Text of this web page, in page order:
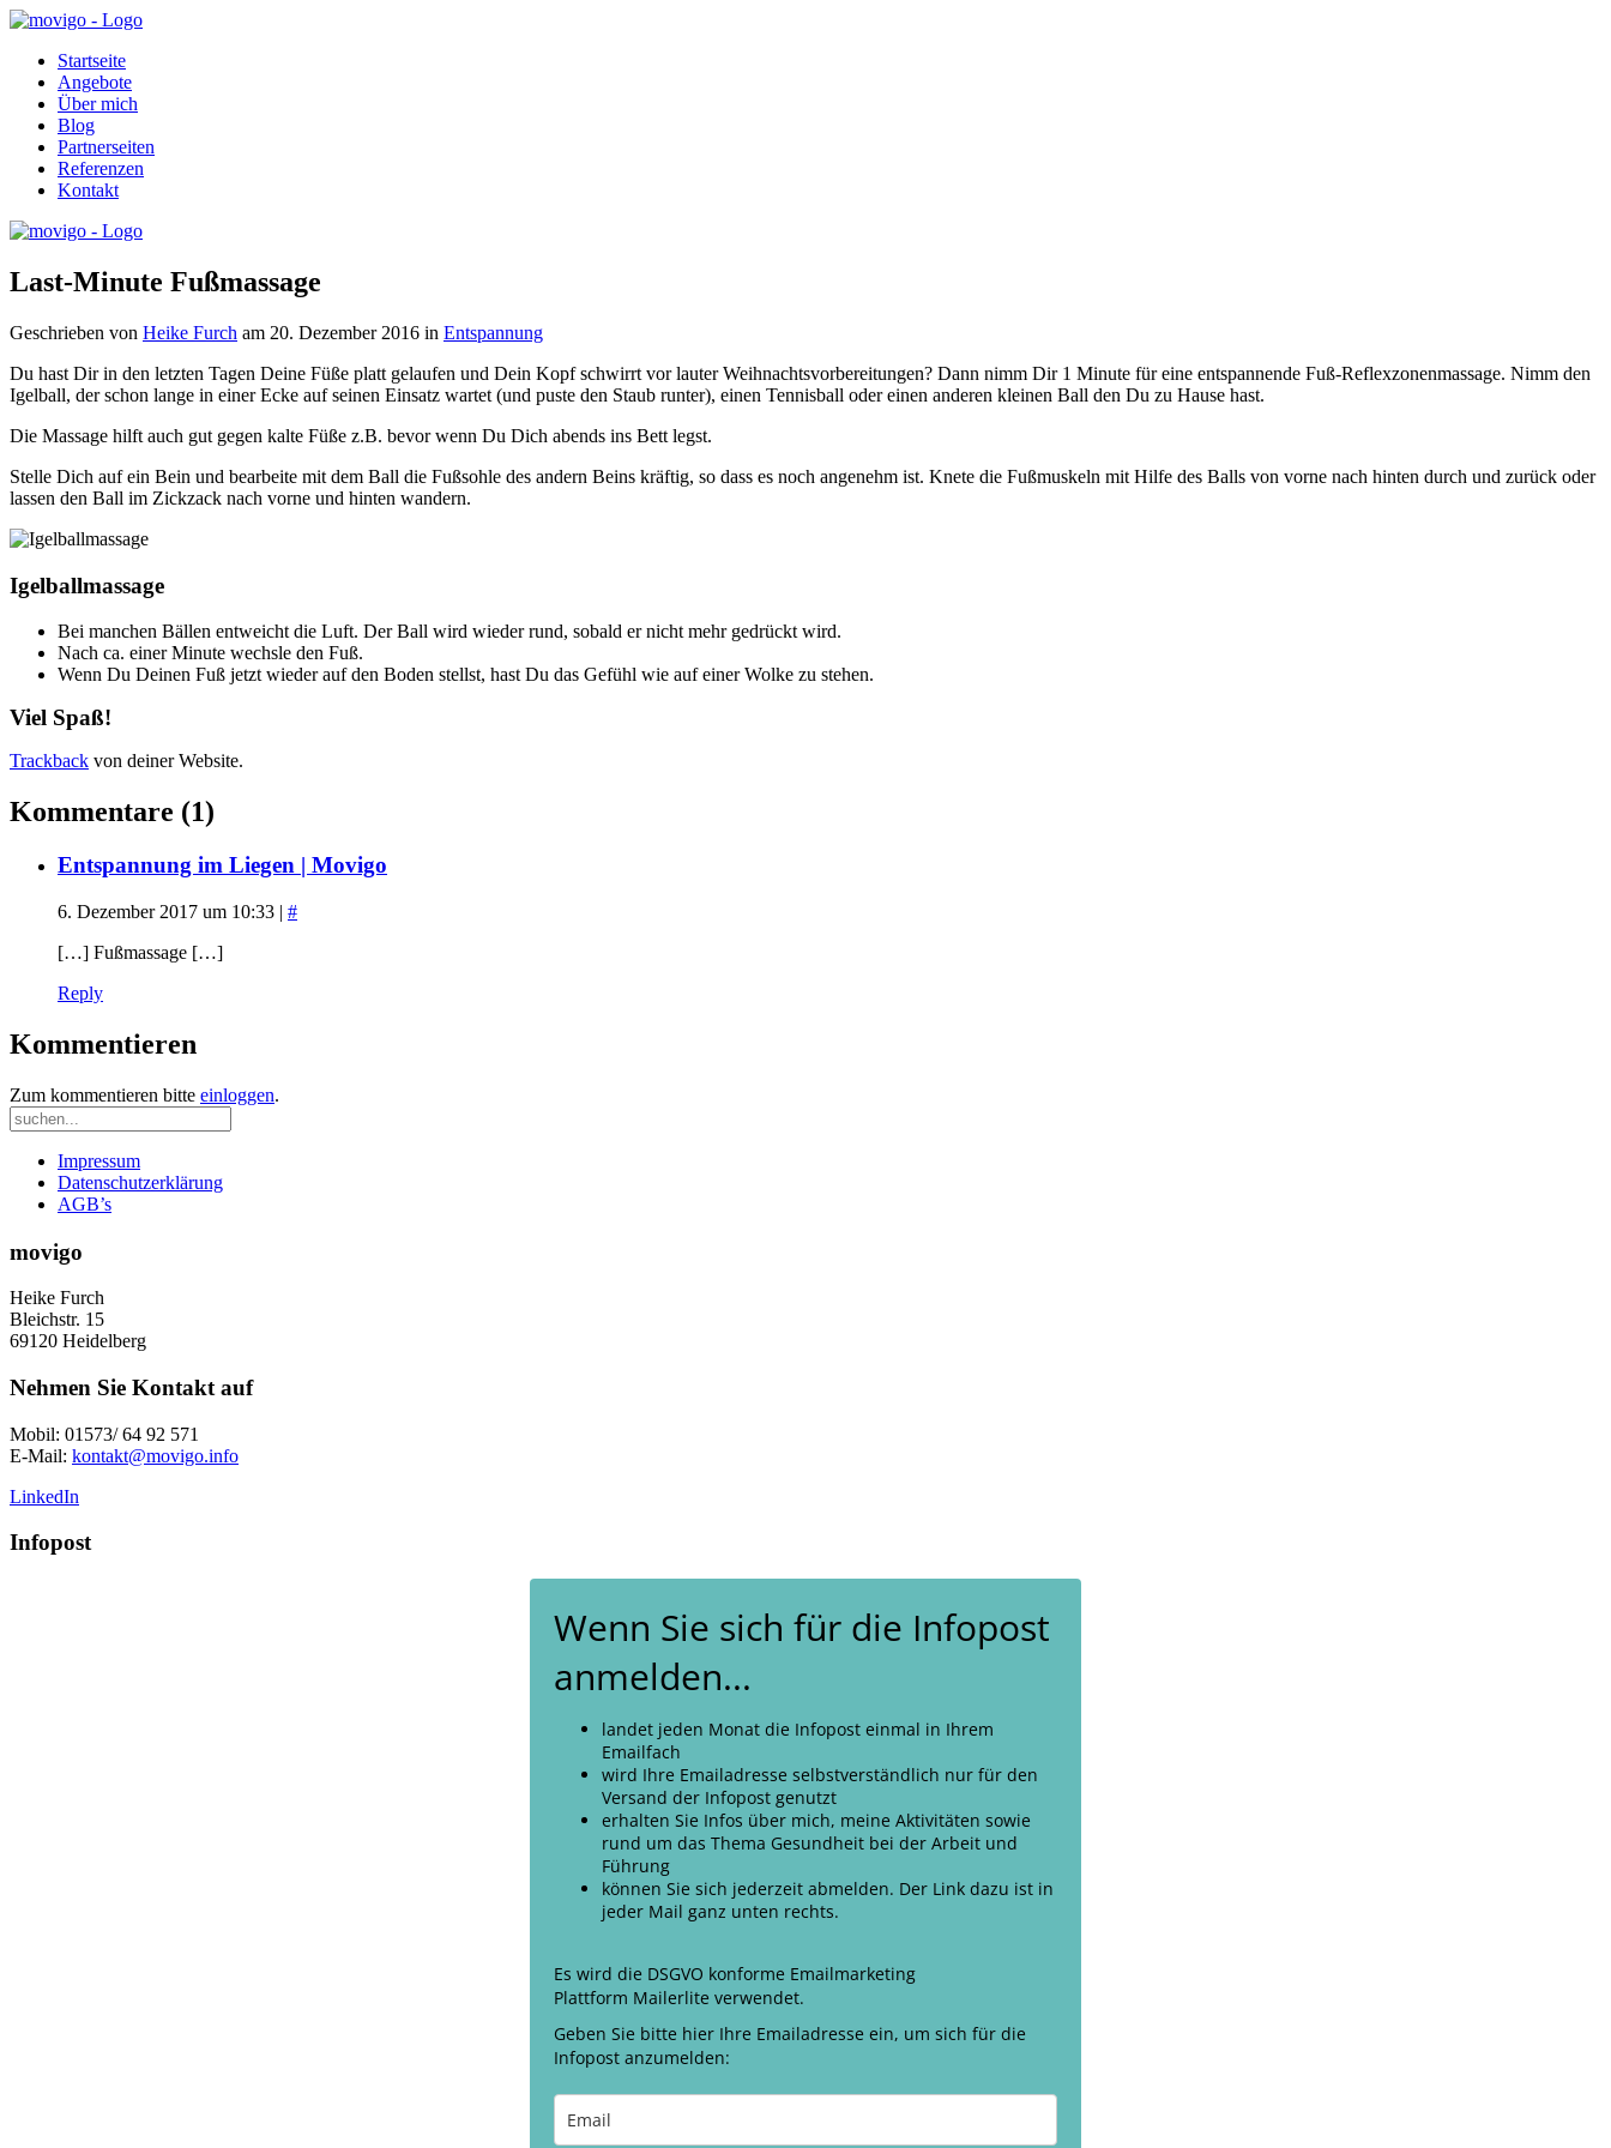
Startseite
Angebote
Über mich
Blog
Partnerseiten
Referenzen
Kontakt
Last-Minute Fußmassage
Geschrieben von Heike Furch am 20. Dezember 2016 in Entspannung
Du hast Dir in den letzten Tagen Deine Füße platt gelaufen und Dein Kopf schwirrt vor lauter Weihnachtsvorbereitungen? Dann nimm Dir 1 Minute für eine entspannende Fuß-Reflexzonenmassage. Nimm den
Igelball, der schon lange in einer Ecke auf seinen Einsatz wartet (und puste den Staub runter), einen Tennisball oder einen anderen kleinen Ball den Du zu Hause hast.
Die Massage hilft auch gut gegen kalte Füße z.B. bevor wenn Du Dich abends ins Bett legst.
Stelle Dich auf ein Bein und bearbeite mit dem Ball die Fußsohle des andern Beins kräftig, so dass es noch angenehm ist. Knete die Fußmuskeln mit Hilfe des Balls von vorne nach hinten durch und zurück oder
lassen den Ball im Zickzack nach vorne und hinten wandern.
Igelballmassage
Bei manchen Bällen entweicht die Luft. Der Ball wird wieder rund, sobald er nicht mehr gedrückt wird.
Nach ca. einer Minute wechsle den Fuß.
Wenn Du Deinen Fuß jetzt wieder auf den Boden stellst, hast Du das Gefühl wie auf einer Wolke zu stehen.
Viel Spaß!
Trackback von deiner Website.
Kommentare (1)
Entspannung im Liegen | Movigo
6. Dezember 2017 um 10:33 | #
[…] Fußmassage […]
Reply
Kommentieren
Zum kommentieren bitte einloggen.
Impressum
Datenschutzerklärung
AGB’s
movigo
Heike Furch
Bleichstr. 15
69120 Heidelberg
Nehmen Sie Kontakt auf
Mobil: 01573/ 64 92 571
E-Mail: kontakt@movigo.info
LinkedIn
Infopost
Wenn Sie sich für die Infopost
anmelden...
landet jeden Monat die Infopost einmal in Ihrem
Emailfach
wird Ihre Emailadresse selbstverständlich nur für den
Versand der Infopost genutzt
erhalten Sie Infos über mich, meine Aktivitäten sowie
rund um das Thema Gesundheit bei der Arbeit und
Führung
können Sie sich jederzeit abmelden. Der Link dazu ist in
jeder Mail ganz unten rechts.
Es wird die DSGVO konforme Emailmarketing
Plattform Mailerlite verwendet.
Geben Sie bitte hier Ihre Emailadresse ein, um sich für die
Infopost anzumelden: